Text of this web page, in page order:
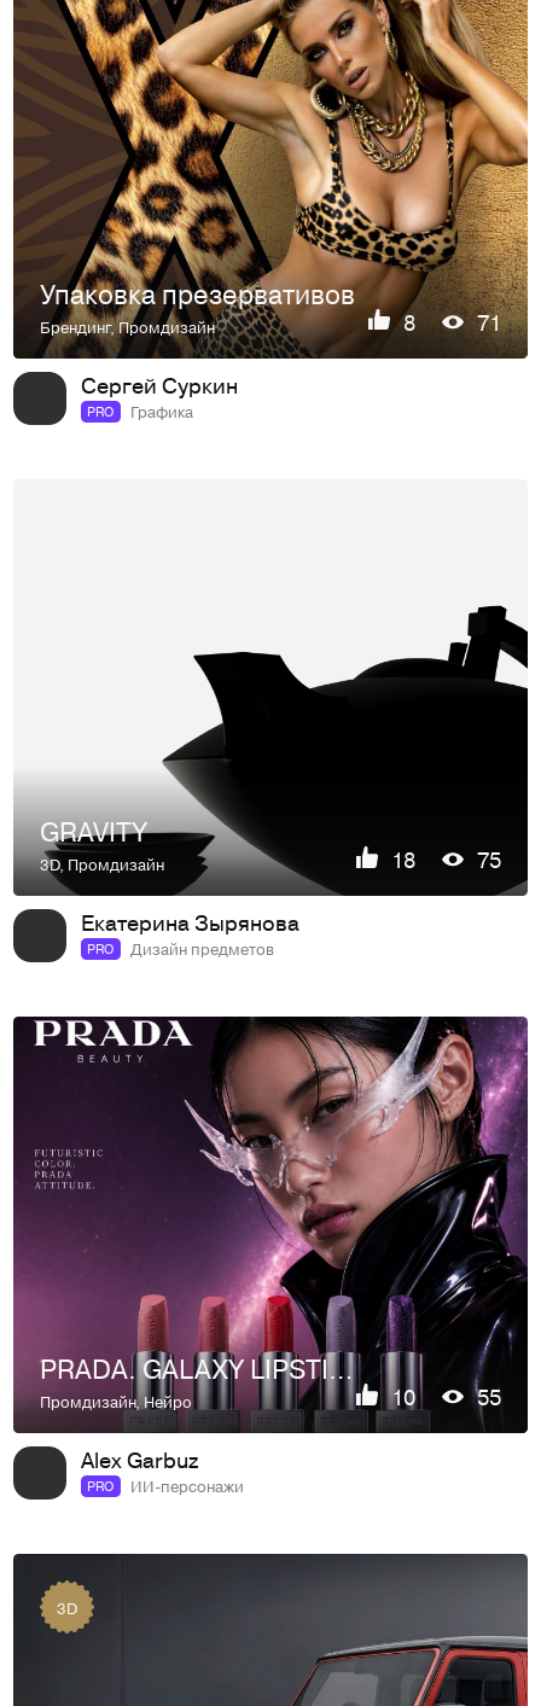
Упаковка презервативов
Брендинг,Промдизайн 8 71
Сергей Суркин
PRO Графика
GRAVITY
3D, Промдизайн 18 75
Екатерина Зырянова
PRO Дизайн предметов
PRADA. GALAXY LIPSTICK
Промдизайн,Нейро 10 55
Alex Garbuz
PRO ИИ-персонажи
3D